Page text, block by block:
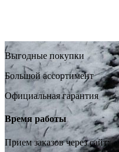
Выгодные покупки
Большой ассортимент
Официальная гарантия
Время работы
Прием заказов через сайт: